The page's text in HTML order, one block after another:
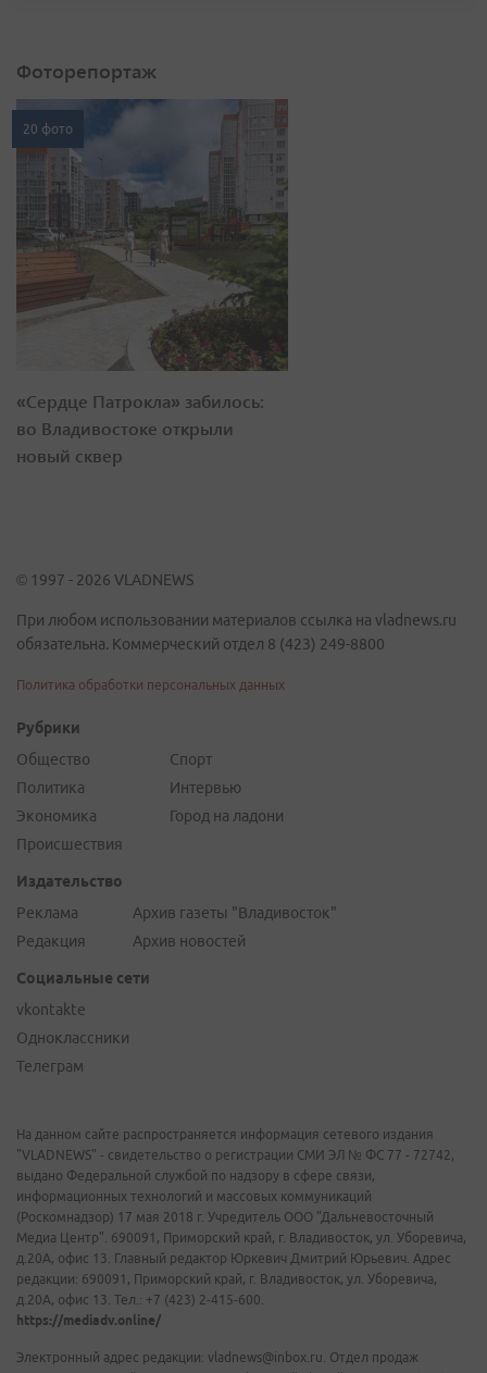
Фоторепортаж
20 фото
«Сердце Патрокла» забилось:
во Владивостоке открыли
новый сквер
© 1997 - 2026 VLADNEWS
При любом использовании материалов ссылка на vladnews.ru
обязательна. Коммерческий отдел 8 (423) 249-8800
Политика обработки персональных данных
Рубрики
Общество
Политика
Экономика
Происшествия
Спорт
Интервью
Город на ладони
Издательство
Реклама
Редакция
Архив газеты "Владивосток"
Архив новостей
Социальные сети
vkontakte
Одноклассники
Телеграм
На данном сайте распространяется информация сетевого издания
"VLADNEWS" - свидетельство о регистрации СМИ ЭЛ № ФС 77 - 72742,
выдано Федеральной службой по надзору в сфере связи,
информационных технологий и массовых коммуникаций
(Роскомнадзор) 17 мая 2018 г. Учредитель ООО "Дальневосточный
Медиа Центр". 690091, Приморский край, г. Владивосток, ул. Уборевича,
д.20А, офис 13. Главный редактор Юркевич Дмитрий Юрьевич. Адрес
редакции: 690091, Приморский край, г. Владивосток, ул. Уборевича,
д.20А, офис 13. Тел.: +7 (423) 2-415-600.
https://mediadv.online/
Электронный адрес редакции: vladnews@inbox.ru. Отдел продаж